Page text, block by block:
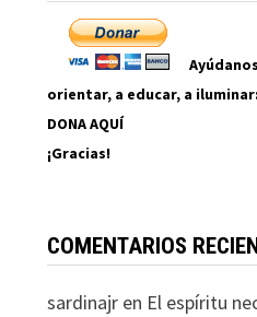
orientar, a educar, a iluminar:
DONA AQUÍ
¡Gracias!
COMENTARIOS
sardinajren El espíritu